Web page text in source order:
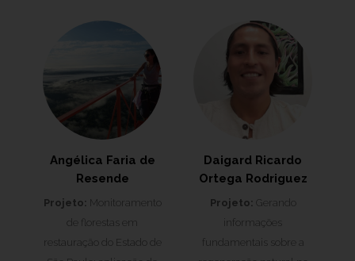
Angélica Faria de
Resende
Projeto: Monitoramento
de florestas em
restauração do Estado de
Daigard Ricardo
Ortega Rodriguez
Projeto: Gerando
informações
fundamentais sobre a